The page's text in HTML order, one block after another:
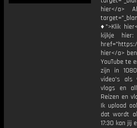
hier</a>
♦">Klik
kijkje
hier</a>
YouTube te
zijn in
video's als
vlogs en
Reizen en
Ik upload
dat wordt
17:30 kan jij